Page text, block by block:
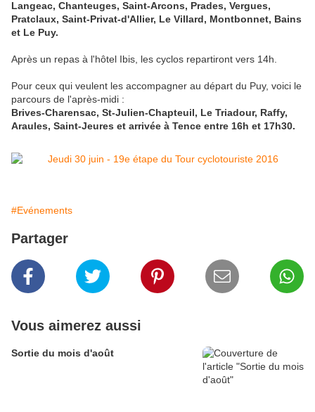
Langeac, Chanteuges, Saint-Arcons, Prades, Vergues,
Pratclaux, Saint-Privat-d'Allier, Le Villard, Montbonnet, Bains
et Le Puy.
Après un repas à l'hôtel Ibis, les cyclos repartiront vers 14h.
Pour ceux qui veulent les accompagner au départ du Puy, voici le
parcours de l'après-midi :
Brives-Charensac, St-Julien-Chapteuil, Le Triadour, Raffy,
Araules, Saint-Jeures et arrivée à Tence entre 16h et 17h30.
#Evénements
Partager
Vous aimerez aussi
Sortie du mois d'août